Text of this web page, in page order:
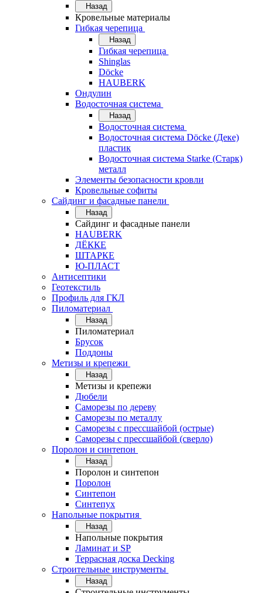
Назад
Кровельные материалы
Гибкая черепица
Назад
Гибкая черепица
Shinglas
Döcke
HAUBERK
Ондулин
Водосточная система
Назад
Водосточная система
Водосточная система Döcke (Деке)
пластик
Водосточная система Starke (Старк)
металл
Элементы безопасности кровли
Кровельные софиты
Сайдинг и фасадные панели
Назад
Сайдинг и фасадные панели
HAUBERK
ДЁККЕ
ШТАРКЕ
Ю-ПЛАСТ
Антисептики
Геотекстиль
Профиль для ГКЛ
Пиломатериал
Назад
Пиломатериал
Брусок
Поддоны
Метизы и крепежи
Назад
Метизы и крепежи
Дюбели
Саморезы по дереву
Саморезы по металлу
Саморезы с прессшайбой (острые)
Саморезы с прессшайбой (сверло)
Поролон и синтепон
Назад
Поролон и синтепон
Поролон
Синтепон
Синтепух
Напольные покрытия
Назад
Напольные покрытия
Ламинат и SP
Террасная доска Decking
Строительные инструменты
Назад